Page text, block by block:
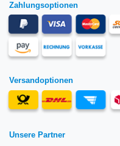
Zahlungsoptionen
Versandoptionen
Unsere Partner